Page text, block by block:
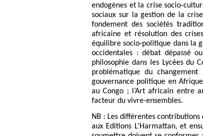
endogènes et la crise socio-
sociaux sur la gestion de la
fondement des sociétés
africaine et résolution des
équilibre socio-politique dans la
occidentales : débat dépassé
philosophie dans les Lycées du
problématique du
gouvernance politique en
au Congo ; l’Art africain entre
facteur du vivre-ensembles.
NB : Les différentes
aux Editions L’Harmattan, et